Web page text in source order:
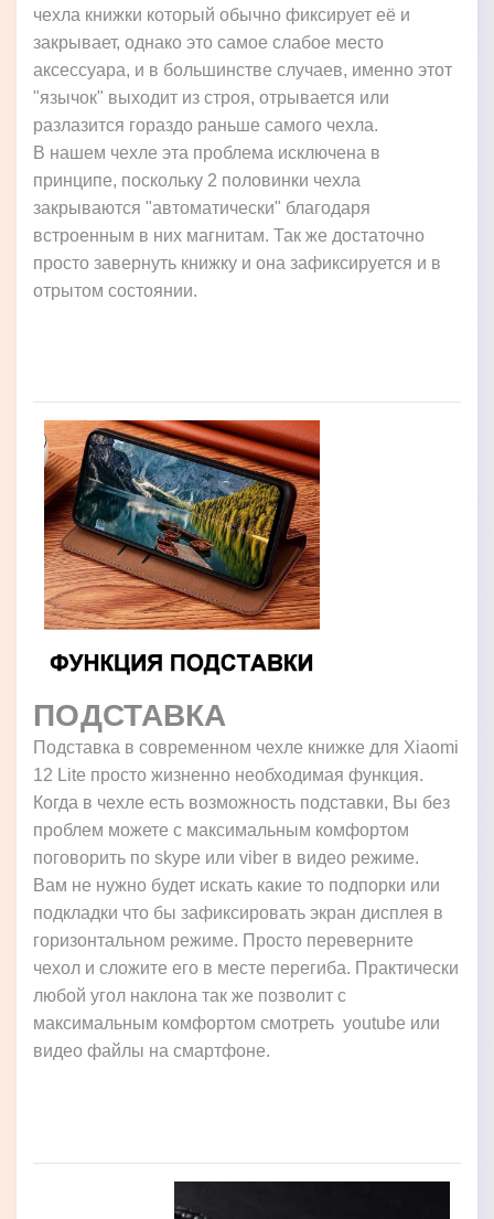
чехла книжки который обычно фиксирует её и
закрывает, однако это самое слабое место
аксессуара, и в большинстве случаев, именно этот
"язычок" выходит из строя, отрывается или
разлазится гораздо раньше самого чехла.
В нашем чехле эта проблема исключена в
принципе, поскольку 2 половинки чехла
закрываются "автоматически" благодаря
встроенным в них магнитам. Так же достаточно
просто завернуть книжку и она зафиксируется и в
отрытом состоянии.
ПОДСТАВКА
Подставка в современном чехле книжке для Xiaomi
12 Lite просто жизненно необходимая функция.
Когда в чехле есть возможность подставки, Вы без
проблем можете с максимальным комфортом
поговорить по skype или viber в видео режиме.
Вам не нужно будет искать какие то подпорки или
подкладки что бы зафиксировать экран дисплея в
горизонтальном режиме. Просто переверните
чехол и сложите его в месте перегиба. Практически
любой угол наклона так же позволит с
максимальным комфортом смотреть youtube или
видео файлы на смартфоне.